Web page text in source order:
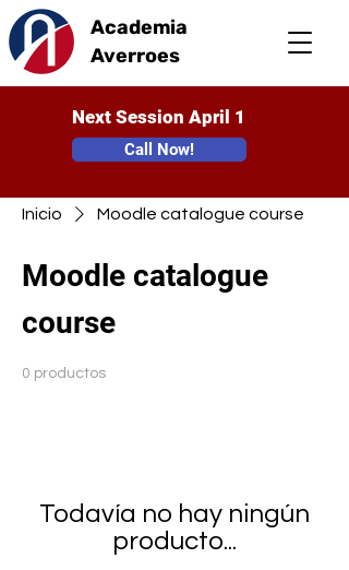
Academia
Averroes
Next Session April 1
Call Now!
Inicio Moodle catalogue course
Moodle catalogue
course
0 productos
Todavía no hay ningún
producto...